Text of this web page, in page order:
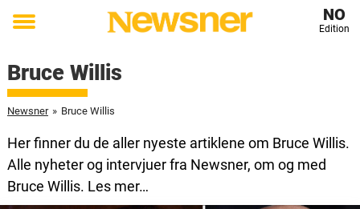
Toggle
NO
Edition
Bruce Willis
Newsner » Bruce Willis
Her finner du de aller nyeste artiklene om Bruce Willis.
Alle nyheter og intervjuer fra Newsner, om og med
Bruce Willis. Les mer…